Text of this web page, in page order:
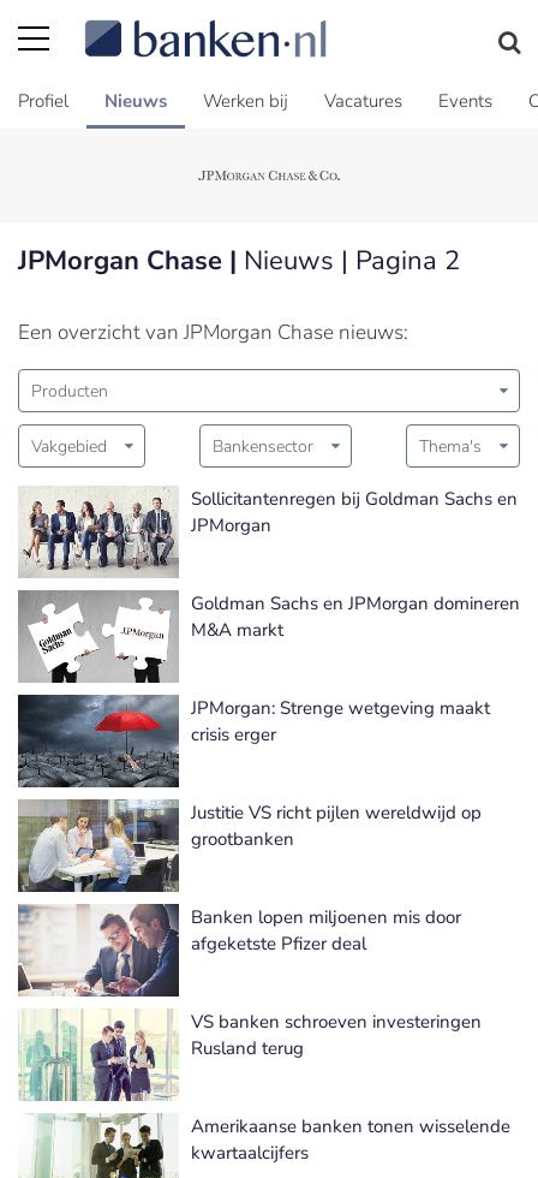
Profiel Nieuws Werken bij Vacatures Events
JPMorgan Chase | Nieuws | Pagina 2
Een overzicht van JPMorgan Chase nieuws:
Producten
Vakgebied Bankensector Thema's
Sollicitantenregen bij Goldman Sachs en
JPMorgan
Goldman Sachs en JPMorgan domineren
M&A markt
JPMorgan: Strenge wetgeving maakt
crisis erger
Justitie VS richt pijlen wereldwijd op
grootbanken
Banken lopen miljoenen mis door
afgeketste Pfizer deal
VS banken schroeven investeringen
Rusland terug
Amerikaanse banken tonen wisselende
kwartaalcijfers